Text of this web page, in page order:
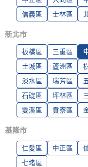
信義區
士林區
新北市
板橋區 三重區
土城區
蘆洲區
淡水區
瑞芳區
石碇區
坪林區
雙溪區
貢寮區
基隆市
仁愛區 中正區
七堵區